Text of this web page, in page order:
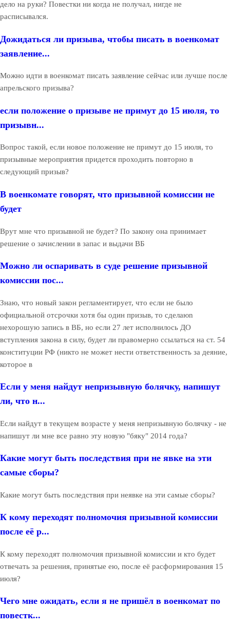
дело на руки? Повестки ни когда не получал, нигде не
расписывался.
Дожидаться ли призыва, чтобы писать в военкомат
заявление...
Можно идти в военкомат писать заявление сейчас или лучше после
апрельского призыва?
если положение о призыве не примут до 15 июля, то
призывн...
Вопрос такой, если новое положение не примут до 15 июля, то
призывные мероприятия придется проходить повторно в
следующий призыв?
В военкомате говорят, что призывной комиссии не
будет
Врут мне что призывной не будет? По закону она принимает
решение о зачислении в запас и выдачи ВБ
Можно ли оспаривать в суде решение призывной
комиссии пос...
Знаю, что новый закон регламентирует, что если не было
официальной отсрочки хотя бы один призыв, то сделаюn
нехорошую запись в ВБ, но если 27 лет исполнилось ДО
вступления закона в силу, будет ли правомерно ссылаться на ст. 54
конституции РФ (никто не может нести ответственность за деяние,
которое в
Если у меня найдут непризывную болячку, напишут
ли, что н...
Если найдут в текущем возрасте у меня непризывную болячку - не
напишут ли мне все равно эту новую "бяку" 2014 года?
Какие могут быть последствия при не явке на эти
самые сборы?
Какие могут быть последствия при неявке на эти самые сборы?
К кому переходят полномочия призывной комиссии
после её р...
К кому переходят полномочия призывной комиссии и кто будет
отвечать за решения, принятые ею, после её расформирования 15
июля?
Чего мне ожидать, если я не пришёл в военкомат по
повестк...